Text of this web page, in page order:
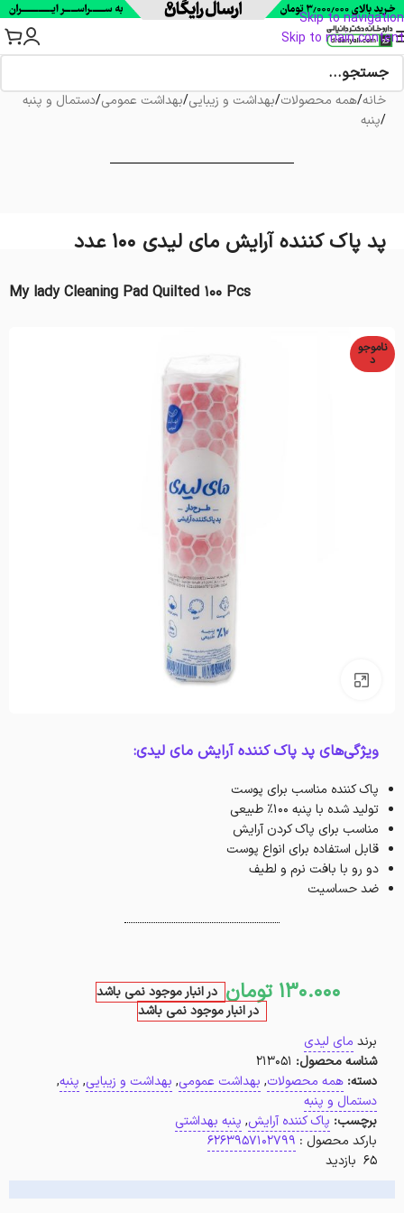
Skip to navigation
Skip to main content
خانه/همه محصولات/بهداشت و زیبایی/بهداشت عمومی/دستمال و پنبه
/پنبه
پد پاک کننده آرایش مای لیدی 100 عدد
My lady Cleaning Pad Quilted 100 Pcs
ناموجو
د
ویژگی‌های پد پاک کننده آرایش مای لیدی:
پاک کننده مناسب برای پوست
تولید شده با پنبه 100% طبیعی
مناسب برای پاک کردن آرایش
قابل استفاده برای انواع پوست
دو رو با بافت نرم و لطیف
ضد حساسیت
130.000 تومان در انبار موجود نمی باشد
در انبار موجود نمی باشد
برند مای لیدی
شناسه محصول: 213051
دسته: همه محصولات, بهداشت عمومی, بهداشت و زیبایی, پنبه,
دستمال و پنبه
برچسب: پاک کننده آرایش, پنبه بهداشتی
بارکد محصول : 6263957102799
65 بازدید